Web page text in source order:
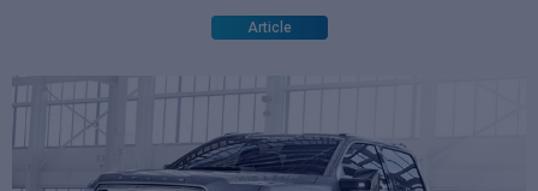
Article